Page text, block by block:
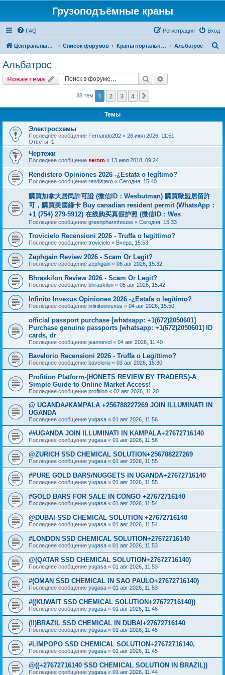
Грузоподъёмные краны
FAQ Вход
Регистрация
Центральный сайт Список форумов Краны портальные Альбатрос
Альбатрос
Новая тема Поиск
88 тем 1 2 3 4
Темы
Электросхемы
Последнее сообщение Fernando202 « 28 июл 2026, 11:51
Ответы: 1
Чертежи
Последнее сообщение serom « 13 июл 2018, 09:24
Rendistero Opiniones 2026 -¿Estafa o legítimo?
Последнее сообщение rendistero « Сегодня, 15:40
購買加拿大居民許可證 (微信ID：Wesbutman) 購買歐盟居留許
可，購買美國綠卡 Buy canadian resident permit (WhatsApp：
+1 (754) 279-5912) 在线购买真假护照 (微信ID：Wes
Последнее сообщение greenpharmhouse « Сегодня, 15:33
Trovicielo Recensioni 2026 - Truffa o legittimo?
Последнее сообщение trovicielo « Вчера, 15:53
Zephgain Review 2026 - Scam Or Legit?
Последнее сообщение zephgain « 06 авг 2026, 15:32
Bhraskilon Review 2026 - Scam Or Legit?
Последнее сообщение bhraskilon « 05 авг 2026, 15:42
Infinito Invexus Opiniones 2026 -¿Estafa o legítimo?
Последнее сообщение infinitoinvexus « 04 авг 2026, 15:50
official passport purchase [whatsapp: +1(672)2050601]
Purchase genuine passports [whatsapp: +1(672)2050601] ID
cards, dr
Последнее сообщение jeannevol « 04 авг 2026, 11:40
Bavelorio Recensioni 2026 - Truffa o Legittimo?
Последнее сообщение bavelorio « 03 авг 2026, 15:30
Profition Platform-(HONETS REVIEW BY TRADERS)-A
Simple Guide to Online Market Access!
Последнее сообщение profition « 02 авг 2026, 11:20
@ UGANDA#KAMPALA +256788227269 JOIN ILLUMINATI IN
UGANDA
Последнее сообщение yugasa « 01 авг 2026, 11:56
##UGANDA JOIN ILLUMINATI IN KAMPALA+27672716140
Последнее сообщение yugasa « 01 авг 2026, 11:56
@ZURICH SSD CHEMICAL SOLUTION+256788227269
Последнее сообщение yugasa « 01 авг 2026, 11:55
#PURE GOLD BARS/NUGGETS IN UGANDA+27672716140
Последнее сообщение yugasa « 01 авг 2026, 11:55
#GOLD BARS FOR SALE IN CONGO +27672716140
Последнее сообщение yugasa « 01 авг 2026, 11:54
@DUBAI SSD CHEMICAL SOLUTION +27672716140
Последнее сообщение yugasa « 01 авг 2026, 11:54
#LONDON SSD CHEMICAL SOLUTION+27672716140
Последнее сообщение yugasa « 01 авг 2026, 11:53
@(QATAR SSD CHEMICAL SOLUTION+27672716140)
Последнее сообщение yugasa « 01 авг 2026, 11:53
#(OMAN SSD CHEMICAL IN SAO PAULO+27672716140)
Последнее сообщение yugasa « 01 авг 2026, 11:53
#((KUWAIT SSD CHEMICAL SOLUTION+27672716140))
Последнее сообщение yugasa « 01 авг 2026, 11:46
(!!)BRAZIL SSD CHEMICAL IN DUBAI+27672716140
Последнее сообщение yugasa « 01 авг 2026, 11:45
#LIMPOPO SSD CHEMICAL SOLUTION+27672716140,
Последнее сообщение yugasa « 01 авг 2026, 11:45
@((+27672716140 SSD CHEMICAL SOLUTION IN BRAZIL))
Последнее сообщение yugasa « 01 авг 2026, 11:44